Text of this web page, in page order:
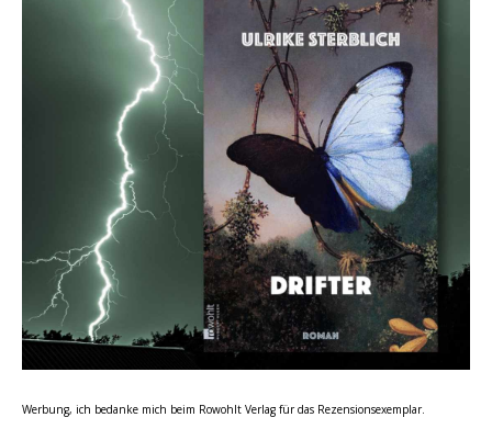
Werbung, ich bedanke mich beim Rowohlt Verlag für das Rezensionsexemplar.